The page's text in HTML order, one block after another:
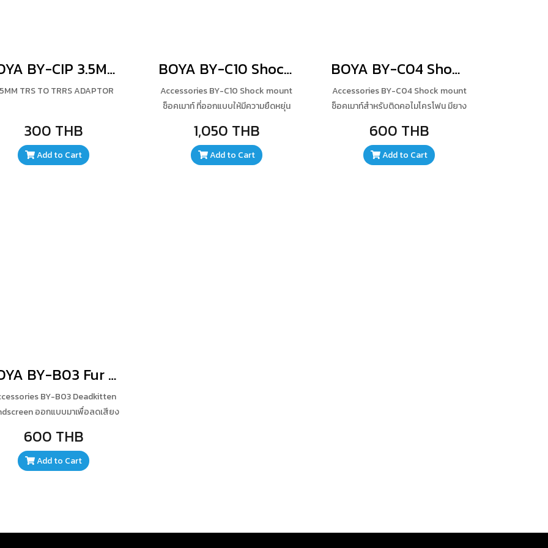
BOYA BY-CIP 3.5MM TRS TO TRRS ADAPTOR
TRS TO TRRS ADAPTOR
300 THB
Add to Cart
BOYA BY-C10 Shock mount
Accessories BY-C10 Shock mount
ช็อคเมาท์ ที่ออกแบบให้มีความยืดหยุ่น
ช่วยลดเสียงรบกวนหากมีการ
เคลื่อนไหวที่ไมโครโฟน สามารถถอด
เพื่อปรับตำแหน่งได้ ทำจากวัสดุที่มี
1,050 THB
Add to Cart
BOYA BY-C04 Shock Mount
Accessories BY-C04 Shock mount
ช็อคเมาท์สำหรับติดคอไมโครโฟน มียาง
ที่เกิดจากการเคลื่อนไหว ลดการสั่น
สะเทือนของไมโครโฟน ระหว่างถ่ายทำ
ปรับองศาการเงยได้ สามารถใช้กับไม
600 THB
Add to Cart
BOYA BY-B03 Fur Windscreen for PVM1000 Microphone
BY-B03 Deadkitten
ออกแบบมาเพื่อลดเสียง
การออกแบบที่ไม่มีผลกระทบต่อ
อบสนองความถี่ของเสียงสะท้อน
เสียงรบกวนอื่นๆ เพื่อการบันทึก
600 THB
Add to Cart